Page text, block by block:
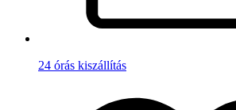
24 órás kiszállítás